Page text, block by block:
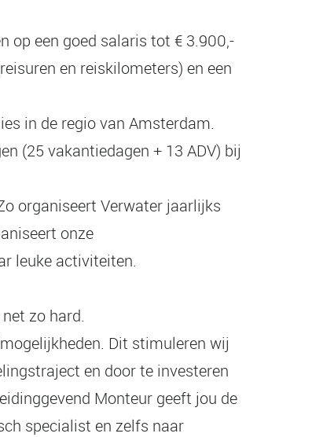
op een goed salaris tot € 3.900,-
en reiskilometers) en een
in de regio van Amsterdam.
(25 vakantiedagen + 13 ADV) bij
organiseert Verwater jaarlijks
onze
leuke activiteiten.
zo hard.
Dit stimuleren wij
en door te investeren
Monteur geeft jou de
specialist en zelfs naar